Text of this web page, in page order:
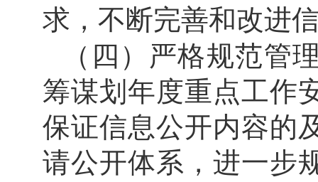
求，不断完善和改进
（四）严格规范管
筹谋划年度重点工作
保证信息公开内容的
请公开体系 ，进一步